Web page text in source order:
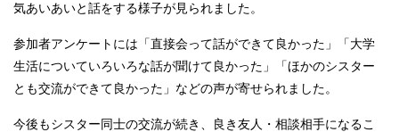
気あいあいと話をする様子が見られました。
参加者アンケートには「直接会って話ができて良かった」「大学
生活についていろいろな話が聞けて良かった」「ほかのシスター
とも交流ができて良かった」などの声が寄せられました。
今後もシスター同士の交流が続き、良き友人・相談相手になるこ